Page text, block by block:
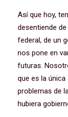
Así que hoy,
desentiende
federal, de un
nos pone en
futuras.
que es la
problemas de
hubiera